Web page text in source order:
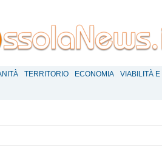
TERRITORIO ECONOMIA VIABILITÀ E